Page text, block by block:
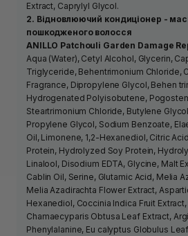
Extract, Caprylyl Glycol.
2. Відновлюючий кондиціонер -
пошкодженого волосся
ANILLO Patchouli Garden Damage
Aqua (Water), Cetyl Alcohol, Glycerin,
Triglyceride, Behentrimonium Chloride,
Fragrance, Dipropylene Glycol, Behen
Hydrogenated Polyisobutene,
Steartrimonium Chloride, Butylene
Propylene Glycol, Sodium Benzoate,
Oil, Limonene, 1,2-Hexanediol, Citric
Protein, Hydrolyzed Soy Protein,
Linalool, Disodium EDTA, Glycine, Malt
Cablin Oil, Serine, Glutamic Acid, Melia
Melia Azadirachta Flower Extract,
Hexanediol, Coccinia Indica Fruit
Chamaecyparis Obtusa Leaf Extract,
Phenylalanine, Eu calyptus Globulus